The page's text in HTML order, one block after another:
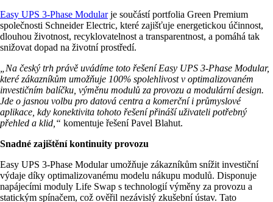
Easy UPS 3-Phase Modularje součástí portfolia Green Premium
společnosti Schneider Electric, které zajišťuje energetickou účinnost,
dlouhou životnost, recyklovatelnost a transparentnost, a pomáhá tak
snižovat dopad na životní prostředí.
„Na český trh právě uvádíme toto řešení Easy UPS 3-Phase Modular,
které zákazníkům umožňuje 100% spolehlivost v optimalizovaném
investičním balíčku, výměnu modulů za provozu a modulární design.
Jde o jasnou volbu pro datová centra a komerční i průmyslové
aplikace, kdy konektivita tohoto řešení přináší uživateli potřebný
přehled a klid,“ komentuje řešení Pavel Blahut.
Snadné zajištění kontinuity provozu
Easy UPS 3-Phase Modular umožňuje zákazníkům snížit investiční
výdaje díky optimalizovanému modelu nákupu modulů. Disponuje
napájecími moduly Life Swap s technologií výměny za provozu a
statickým spínačem, což ověřil nezávislý zkušební ústav. Tato